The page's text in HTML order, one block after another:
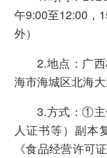
午9:00至12:00，
外）
2.地点：广
海市海城区北海
3.方式：①主
人证书等）副本
《食品经营许可